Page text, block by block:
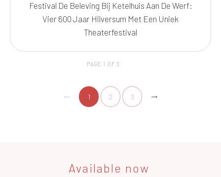
Festival De Beleving Bij Ketelhuis Aan De Werf:
Vier 600 Jaar Hilversum Met Een Uniek
Theaterfestival
PAGE 1 OF 3
1 2 3
Available now